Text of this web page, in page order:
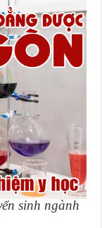
sinh ngành